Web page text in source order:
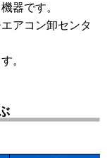
器です。
アコン卸センタ
。